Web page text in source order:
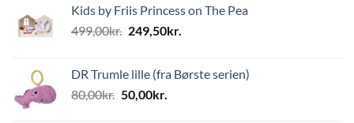
Kids by Friis Princess on The Pea
499,00kr. Den
var:
499,00kr..
249,50kr.
er:
DR Trumle lille (fra Børste serien)
80,00kr. Den
50,00kr.